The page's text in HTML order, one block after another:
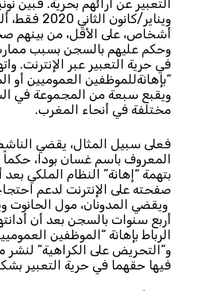
ويناير/
أشخاص، على الأقل، من بينهم
وحكم عليهم بالسجن بسبب
في حرية التعبير عبر الإنترنت.
“بإهانةللموظفين العموميين أو
ويقبع سبعة من المجموعة في
مختلفة في أنحاء المغرب.
فعلى سبيل المثال، يقضي
المعروف باسم غسان بودا،
بتهمة “إهانة” النظام الملكي
صفحته على الإنترنت لدعم
ويقضي المدونان، مول
أربع سنوات بالسجن بعد أن
الرباط بإهانة “الموظفين
و”التحريض على الكراهية” لنشر
فيها حقهما في حرية التعبير